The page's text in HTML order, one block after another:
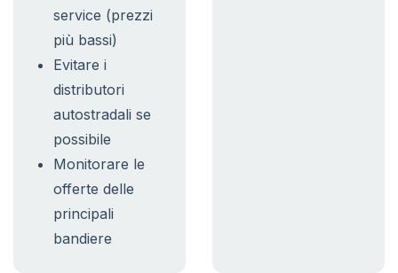
service (prezzi
più bassi)
Evitare i
distributori
autostradali se
possibile
Monitorare le
offerte delle
principali
bandiere